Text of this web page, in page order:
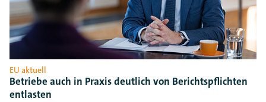
EU aktuell
Betriebe auch in Praxis deutlich von Berichtspflichten
entlasten